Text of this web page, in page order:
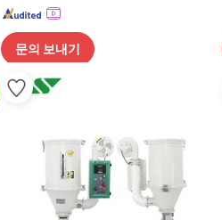
문의 보내기